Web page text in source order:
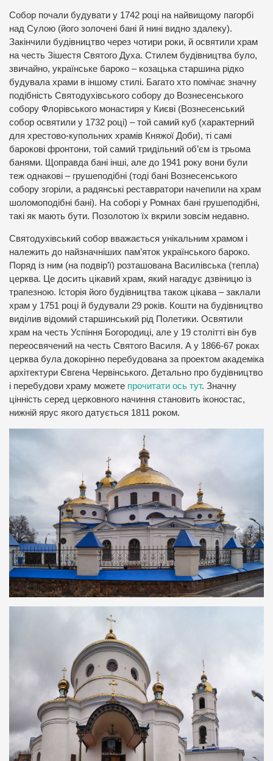
Собор почали будувати у 1742 році на найвищому пагорбі
над Сулою (його золочені бані й нині видно здалеку).
Закінчили будівництво через чотири роки, й освятили храм
на честь Зішестя Святого Духа. Стилем будівництва було,
звичайно, українське бароко – козацька старшина рідко
будувала храми в іншому стилі. Багато хто помічає значну
подібність Святодухівського собору до Вознесенського
собору Флорівського монастиря у Києві (Вознесенський
собор освятили у 1732 році) – той самий куб (характерний
для хрестово-купольних храмів Княжої Доби), ті самі
барокові фронтони, той самий тридільний об’єм із трьома
банями. Щоправда бані інші, але до 1941 року вони були
теж однакові – грушеподібні (тоді бані Вознесенського
собору згоріли, а радянські реставратори начепили на храм
шоломоподібні бані). На соборі у Ромнах бані грушеподібні,
такі як мають бути. Позолотою їх вкрили зовсім недавно.
Святодухівський собор вважається унікальним храмом і
належить до найзначніших пам’яток українського бароко.
Поряд із ним (на подвір’ї) розташована Василівська (тепла)
церква. Це досить цікавий храм, який нагадує дзвіницю із
трапезною. Історія його будівництва також цікава – заклали
храм у 1751 році й будували 29 років. Кошти на будівництво
виділив відомий старшинський рід Полетики. Освятили
храм на честь Успіння Богородиці, але у 19 столітті він був
переосвячений на честь Святого Василя. А у 1866-67 роках
церква була докорінно перебудована за проектом академіка
архітектури Євгена Червінського. Детально про будівництво
і перебудови храму можете прочитати ось тут. Значну
цінність серед церковного начиння становить іконостас,
нижній ярус якого датується 1811 роком.